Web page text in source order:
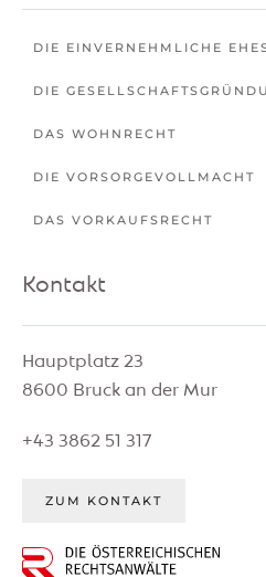
DIE EINVERNEHMLICHE
DIE
DAS WOHNRECHT
DIE VORSORGEVOLLMACHT
DAS VORKAUFSRECHT
Kontakt
Hauptplatz 23
8600 Bruck an der Mur
+43 3862 51 317
ZUM KONTAKT